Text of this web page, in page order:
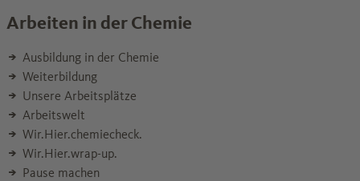
Arbeiten in der Chemie
Ausbildung in der Chemie
Weiterbildung
Unsere Arbeitsplätze
Arbeitswelt
Wir.Hier.chemiecheck.
Wir.Hier.wrap-up.
Pause machen